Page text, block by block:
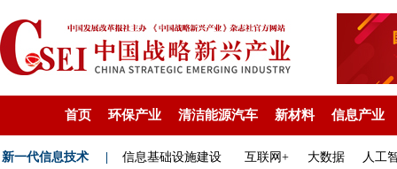
首页 环保产业 清洁能源汽车 新材料 信息产业
新一代信息技术 信息基础设施建设 互联网+ 大数据 人工